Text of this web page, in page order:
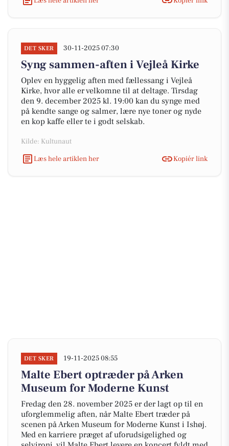
DET SKER 30-11-2025 07:30
Syng sammen-aften i Vejleå Kirke
Oplev en hyggelig aften med fællessang i Vejleå
Kirke, hvor alle er velkomne til at deltage. Tirsdag
den 9. december 2025 kl. 19:00 kan du synge med
på kendte sange og salmer, lære nye toner og nyde
en kop kaffe eller te i godt selskab.
Kilde: Kultunaut
Læs hele artiklen her
Kopiér link
DET SKER 19-11-2025 08:55
Malte Ebert optræder på Arken
Museum for Moderne Kunst
Fredag den 28. november 2025 er der lagt op til en
uforglemmelig aften, når Malte Ebert træder på
scenen på Arken Museum for Moderne Kunst i Ishøj.
Med en karriere præget af uforudsigelighed og